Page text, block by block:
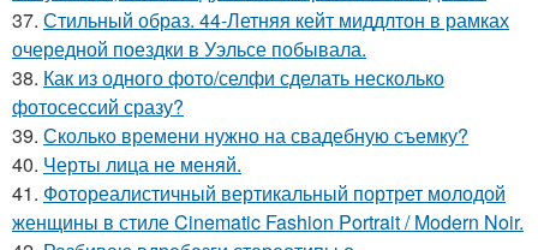
37. Стильный образ. 44-Летняя кейт миддлтон в рамках
очередной поездки в Уэльсе побывала.
38. Как из одного фото/селфи сделать несколько
фотосессий сразу?
39. Сколько времени нужно на свадебную съемку?
40. Черты лица не меняй.
41. Фотореалистичный вертикальный портрет молодой
женщины в стиле Cinematic Fashion Portrait / Modern Noir.